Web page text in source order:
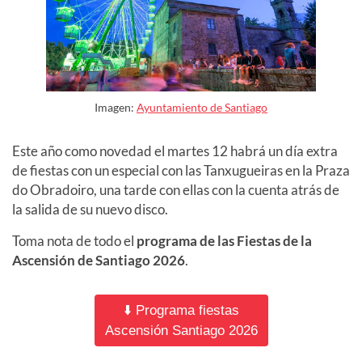
Imagen: Ayuntamiento de Santiago
Este año como novedad el martes 12 habrá un día extra
de fiestas con un especial con las Tanxugueiras en la Praza
do Obradoiro, una tarde con ellas con la cuenta atrás de
la salida de su nuevo disco.
Toma nota de todo el programa de lasFiestas de la
Ascensión de Santiago 2026.
⬇️ Programa fiestas
Ascensión Santiago 2026